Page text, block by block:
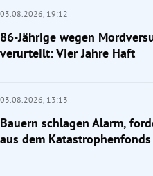
03.08.2026, 19:12
86-Jährige wegen
verurteilt: Vier Jahre Haft
03.08.2026, 13:13
Bauern schlagen Alarm,
aus dem Katastrophenfonds